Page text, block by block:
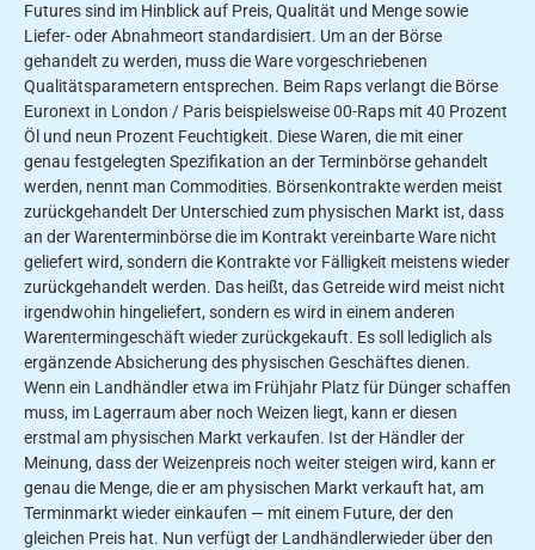
Futures sind im Hinblick auf Preis, Qualität und Menge sowie
Liefer- oder Abnahmeort standardisiert. Um an der Börse
gehandelt zu werden, muss die Ware vorgeschriebenen
Qualitätsparametern entsprechen. Beim Raps verlangt die Börse
Euronext in London / Paris beispielsweise 00-Raps mit 40 Prozent
Öl und neun Prozent Feuchtigkeit. Diese Waren, die mit einer
genau festgelegten Spezifikation an der Terminbörse gehandelt
werden, nennt man Commodities. Börsenkontrakte werden meist
zurückgehandelt Der Unterschied zum physischen Markt ist, dass
an der Warenterminbörse die im Kontrakt vereinbarte Ware nicht
geliefert wird, sondern die Kontrakte vor Fälligkeit meistens wieder
zurückgehandelt werden. Das heißt, das Getreide wird meist nicht
irgendwohin hingeliefert, sondern es wird in einem anderen
Warentermingeschäft wieder zurückgekauft. Es soll lediglich als
ergänzende Absicherung des physischen Geschäftes dienen.
Wenn ein Landhändler etwa im Frühjahr Platz für Dünger schaffen
muss, im Lagerraum aber noch Weizen liegt, kann er diesen
erstmal am physischen Markt verkaufen. Ist der Händler der
Meinung, dass der Weizenpreis noch weiter steigen wird, kann er
genau die Menge, die er am physischen Markt verkauft hat, am
Terminmarkt wieder einkaufen — mit einem Future, der den
gleichen Preis hat. Nun verfügt der Landhändlerwieder über den